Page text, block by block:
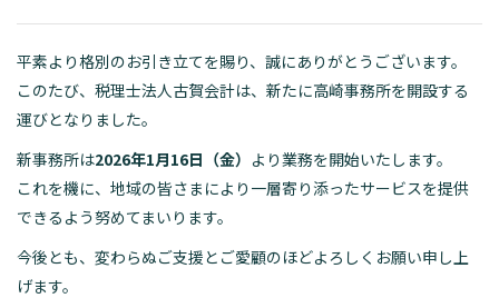
平素より格別のお引き立てを賜り、誠にありがとうございます。
このたび、税理士法人古賀会計は、新たに高崎事務所を開設する
運びとなりました。
新事務所は2026年1月16日（金） より業務を開始いたします。
これを機に、地域の皆さまにより一層寄り添ったサービスを提供
できるよう努めてまいります。
今後とも、変わらぬご支援とご愛顧のほどよろしくお願い申し上
げます。